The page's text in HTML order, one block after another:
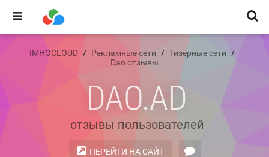
IMHOCLOUD Рекламные сети
Тизерные сети
Dao отзывы
DAO.AD
отзывы пользователей
ПЕРЕЙТИ НА САЙТ